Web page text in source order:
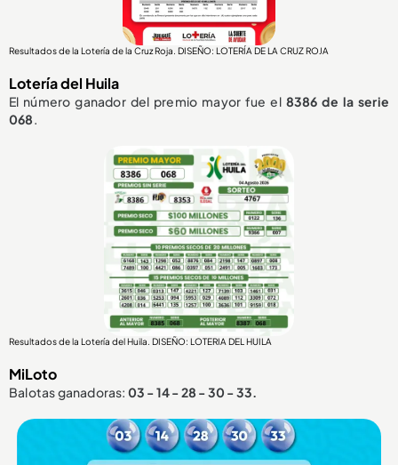
Resultados de la Lotería de la Cruz Roja. DISEÑO: LOTERÍA DE LA CRUZ ROJA
Lotería del Huila
El número ganador del premio mayor fue el 8386 de la serie
068.
Resultados de la Lotería del Huila. DISEÑO: LOTERIA DEL HUILA
MiLoto
Balotas ganadoras: 03 - 14 - 28 - 30 - 33.